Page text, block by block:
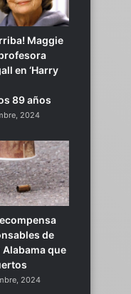
Maggie
en ‘Harry
89 años
2024
de
que
2024